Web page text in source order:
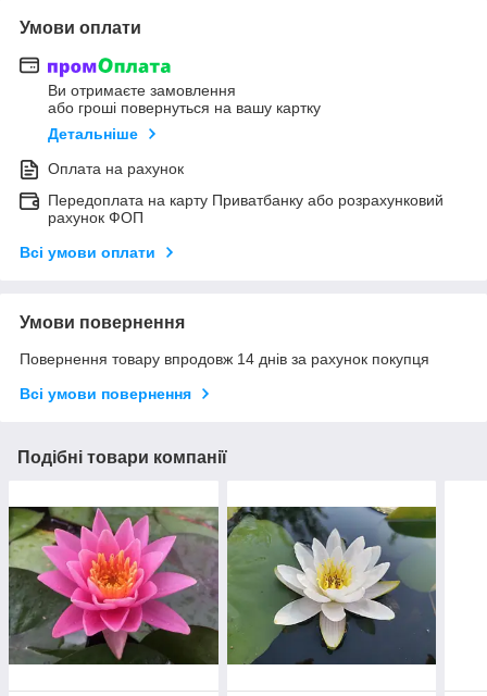
Умови оплати
Ви отримаєте замовлення
або гроші повернуться на вашу картку
Детальніше
Оплата на рахунок
Передоплата на карту Приватбанку або розрахунковий
рахунок ФОП
Всі умови оплати
Умови повернення
Повернення товару впродовж 14 днів за рахунок покупця
Всі умови повернення
Подібні товари компанії